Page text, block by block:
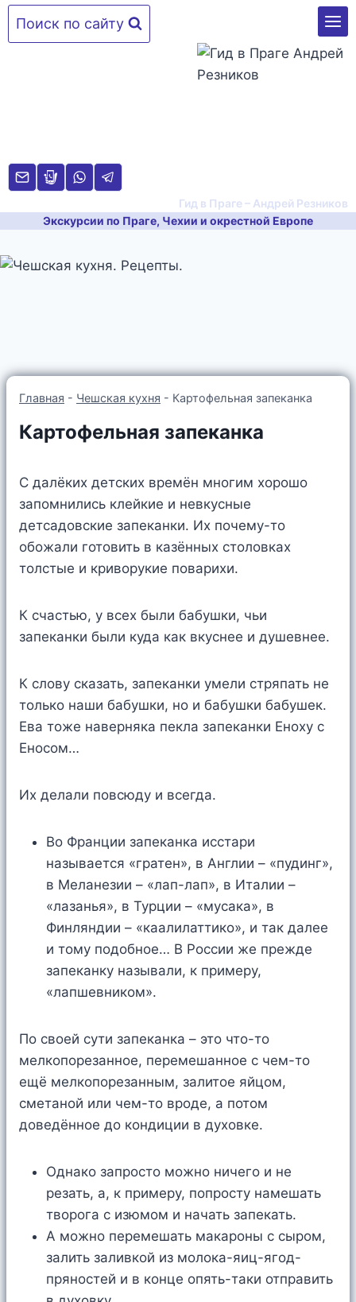
Перейти
Поиск по сайту
Гид в Праге – Андрей Резников
Экскурсии по Праге, Чехии и окрестной Европе
Главная - Чешская кухня - Картофельная запеканка
Картофельная запеканка
С далёких детских времён многим хорошо
запомнились клейкие и невкусные
детсадовские запеканки. Их почему-то
обожали готовить в казённых столовках
толстые и криворукие поварихи.
К счастью, у всех были бабушки, чьи
запеканки были куда как вкуснее и душевнее.
К слову сказать, запеканки умели стряпать не
только наши бабушки, но и бабушки бабушек.
Ева тоже наверняка пекла запеканки Еноху с
Еносом…
Их делали повсюду и всегда.
Во Франции запеканка исстари
называется «гратен», в Англии – «пудинг»,
в Меланезии – «лап-лап», в Италии –
«лазанья», в Турции – «мусака», в
Финляндии – «каалилаттико», и так далее
и тому подобное… В России же прежде
запеканку называли, к примеру,
«лапшевником».
По своей сути запеканка – это что-то
мелкопорезанное, перемешанное с чем-то
ещё мелкопорезанным, залитое яйцом,
сметаной или чем-то вроде, а потом
доведённое до кондиции в духовке.
Однако запросто можно ничего и не
резать, а, к примеру, попросту намешать
творога с изюмом и начать запекать.
А можно перемешать макароны с сыром,
залить заливкой из молока-яиц-ягод-
пряностей и в конце опять-таки отправить